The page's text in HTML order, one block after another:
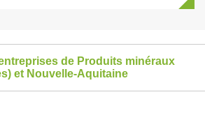
de Produits minéraux
et Nouvelle-Aquitaine